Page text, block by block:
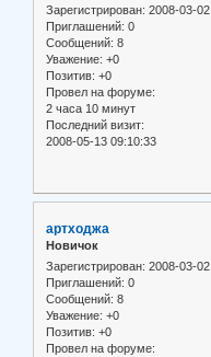
Зарегистрирован: 2008-03-02
Приглашений: 0
Сообщений: 8
Уважение: +0
Позитив: +0
Провел на форуме:
2 часа 10 минут
Последний визит:
2008-05-13 09:10:33
артходжа
Новичок
Зарегистрирован: 2008-03-02
Приглашений: 0
Сообщений: 8
Уважение: +0
Позитив: +0
Провел на форуме: